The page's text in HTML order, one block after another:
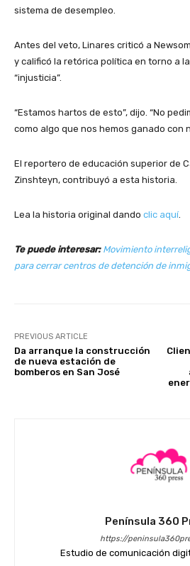
sistema de desempleo.
Antes del veto, Linares criticó a
y calificó la retórica política en torno a
“injusticia”.
“Estamos hartos de esto”, dijo. “No
como algo que nos hemos ganado con
El reportero de educación superior de
Zinshteyn, contribuyó a esta historia.
Lea la historia original dando clic aquí.
Te puede interesar: Movimiento
para cerrar centros de detención de
PREVIOUS ARTICLE
Da arranque la construcción
de nueva estación de
bomberos en San José
Península 360
https://
Estudio de comunicación